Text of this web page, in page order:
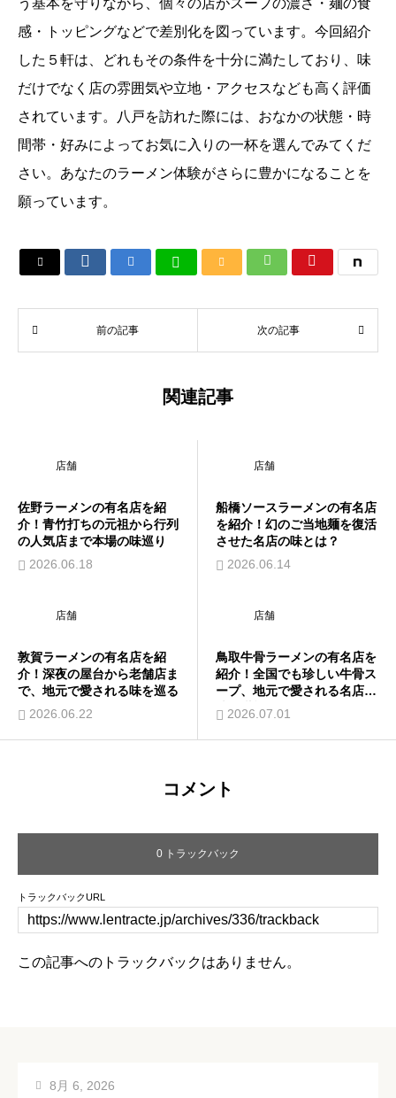
う基本を守りながら、個々の店がスープの濃さ・麺の食
感・トッピングなどで差別化を図っています。今回紹介
した５軒は、どれもその条件を十分に満たしており、味
だけでなく店の雰囲気や立地・アクセスなども高く評価
されています。八戸を訪れた際には、おなかの状態・時
間帯・好みによってお気に入りの一杯を選んでみてくだ
さい。あなたのラーメン体験がさらに豊かになることを
願っています。
     
前の記事 次の記事
関連記事
店舗
佐野ラーメンの有名店を紹
介！青竹打ちの元祖から行列
の人気店まで本場の味巡り
2026.06.18
店舗
船橋ソースラーメンの有名店
を紹介！幻のご当地麺を復活
させた名店の味とは？
2026.06.14
店舗
敦賀ラーメンの有名店を紹
介！深夜の屋台から老舗店ま
で、地元で愛される味を巡る
2026.06.22
店舗
鳥取牛骨ラーメンの有名店を
紹介！全国でも珍しい牛骨ス
ープ、地元で愛される名店の
味を堪能
2026.07.01
コメント
0 トラックバック
トラックバックURL
この記事へのトラックバックはありません。
8月 6, 2026